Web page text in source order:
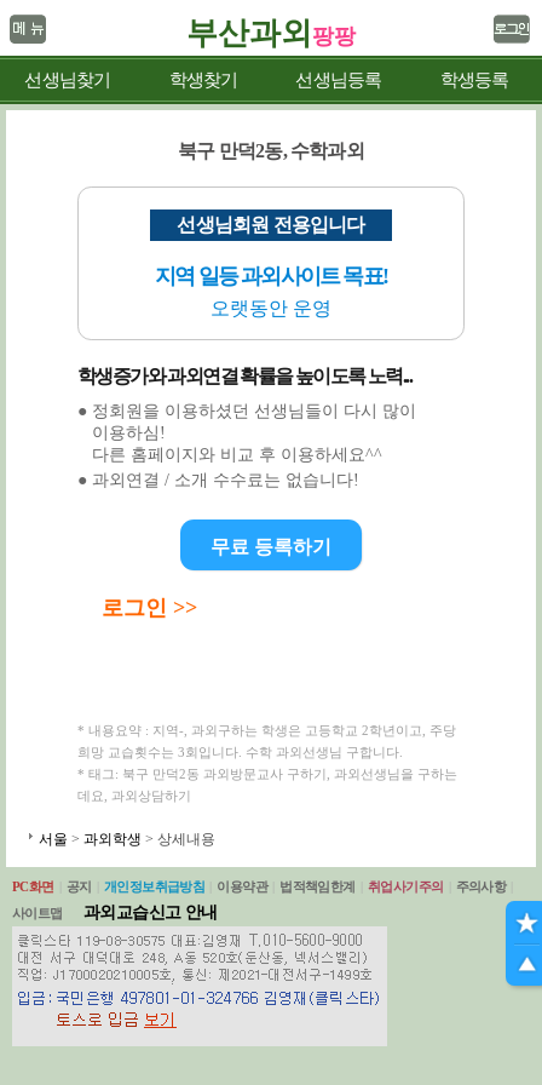
부산과외 팡팡
선생님찾기 학생찾기 선생님등록 학생등록
북구 만덕2동, 수학과외
선생님회원 전용입니다
지역 일등 과외사이트 목표!
오랫동안 운영
학생증가와 과외연결 확률을 높이도록 노력...
● 정회원을 이용하셨던 선생님들이 다시 많이
이용하심!
다른 홈페이지와 비교 후 이용하세요^^
● 과외연결 / 소개 수수료는 없습니다!
무료 등록하기
로그인 >>
* 내용요약 : 지역-, 과외구하는 학생은 고등학교 2학년이고, 주당
희망 교습횟수는 3회입니다. 수학 과외선생님 구합니다.
* 태그: 북구 만덕2동 과외방문교사 구하기, 과외선생님을 구하는
데요, 과외상담하기
서울 > 과외학생 > 상세내용
PC화면 공지 개인정보취급방침 이용약관 법적책임한계 취업사기주의 주의사항
사이트맵
과외교습신고 안내